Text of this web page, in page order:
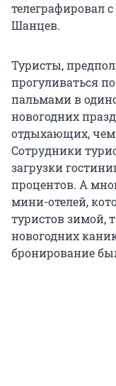
телеграфировал
Шанцев.
Туристы,
прогуливаться
пальмами в
новогодних
отдыхающих, чем
Сотрудники
загрузки
процентов. А
мини-отелей,
туристов зимой,
новогодних
бронирование